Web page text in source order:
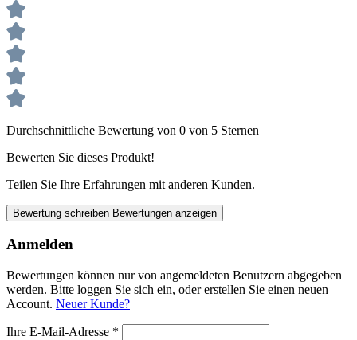
Durchschnittliche Bewertung von 0 von 5 Sternen
Bewerten Sie dieses Produkt!
Teilen Sie Ihre Erfahrungen mit anderen Kunden.
Bewertung schreiben Bewertungen anzeigen
Anmelden
Bewertungen können nur von angemeldeten Benutzern abgegeben
werden. Bitte loggen Sie sich ein, oder erstellen Sie einen neuen
Account. Neuer Kunde?
Ihre E-Mail-Adresse *